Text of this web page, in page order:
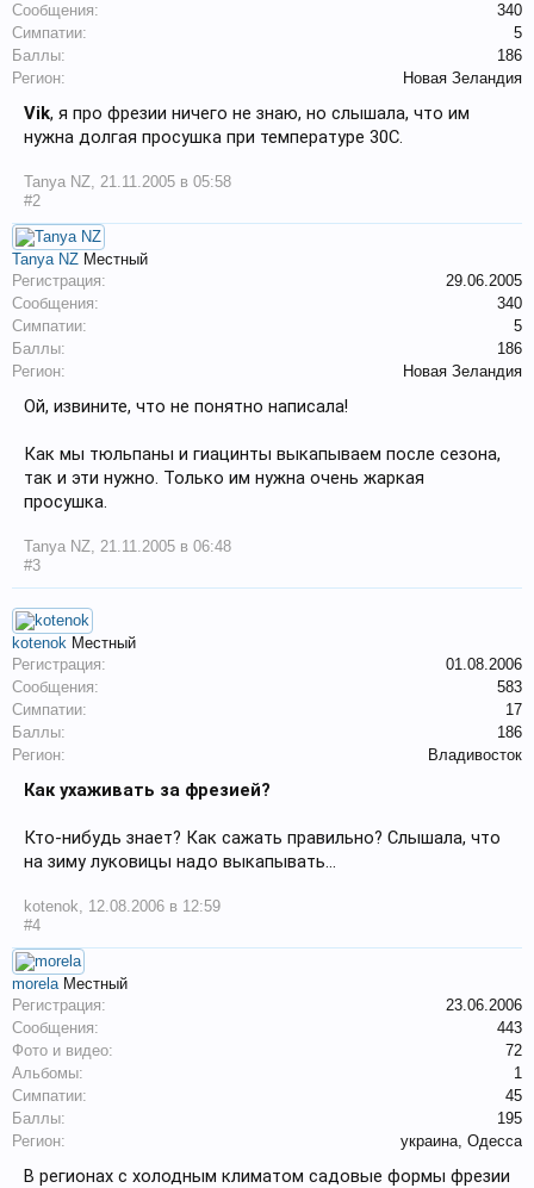
Сообщения:
340
Симпатии:
5
Баллы:
186
Регион:
Новая Зеландия
Vik, я про фрезии ничего не знаю, но слышала, что им
нужна долгая просушка при температуре 30С.
Tanya NZ, 21.11.2005 в 05:58
#2
Tanya NZ Местный
Регистрация:
29.06.2005
Сообщения:
340
Симпатии:
5
Баллы:
186
Регион:
Новая Зеландия
Ой, извините, что не понятно написала!
Как мы тюльпаны и гиацинты выкапываем после сезона,
так и эти нужно. Только им нужна очень жаркая
просушка.
Tanya NZ, 21.11.2005 в 06:48
#3
kotenok Местный
Регистрация:
01.08.2006
Сообщения:
583
Симпатии:
17
Баллы:
186
Регион:
Владивосток
Как ухаживать за фрезией?
Кто-нибудь знает? Как сажать правильно? Слышала, что
на зиму луковицы надо выкапывать...
kotenok, 12.08.2006 в 12:59
#4
morela Местный
Регистрация:
23.06.2006
Сообщения:
443
Фото и видео:
72
Альбомы:
1
Симпатии:
45
Баллы:
195
Регион:
украина, Одесса
В регионах с холодным климатом садовые формы фрезии